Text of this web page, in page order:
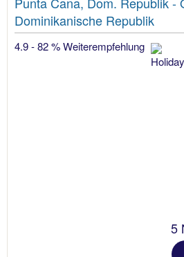
Dominikanische Republik
4.9 - 82 % Weiterempfehlung
5